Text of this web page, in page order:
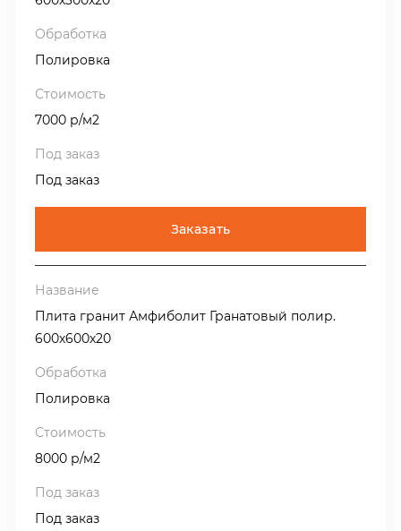
Полировка
7000 р/м2
Под заказ
Заказать
Плита гранит Амфиболит Гранатовый полир.
600х600х20
Полировка
8000 р/м2
Под заказ